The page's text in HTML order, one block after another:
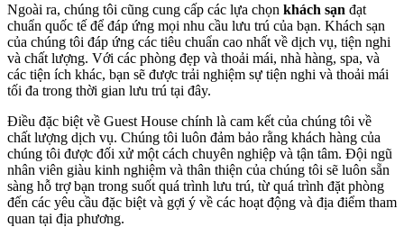
Ngoài ra, chúng tôi cũng cung cấp các lựa chọn khách sạn đạt
chuẩn quốc tế để đáp ứng mọi nhu cầu lưu trú của bạn. Khách sạn
của chúng tôi đáp ứng các tiêu chuẩn cao nhất về dịch vụ, tiện nghi
và chất lượng. Với các phòng đẹp và thoải mái, nhà hàng, spa, và
các tiện ích khác, bạn sẽ được trải nghiệm sự tiện nghi và thoải mái
tối đa trong thời gian lưu trú tại đây.
Điều đặc biệt về Guest House chính là cam kết của chúng tôi về
chất lượng dịch vụ. Chúng tôi luôn đảm bảo rằng khách hàng của
chúng tôi được đối xử một cách chuyên nghiệp và tận tâm. Đội ngũ
nhân viên giàu kinh nghiệm và thân thiện của chúng tôi sẽ luôn sẵn
sàng hỗ trợ bạn trong suốt quá trình lưu trú, từ quá trình đặt phòng
đến các yêu cầu đặc biệt và gợi ý về các hoạt động và địa điểm tham
quan tại địa phương.